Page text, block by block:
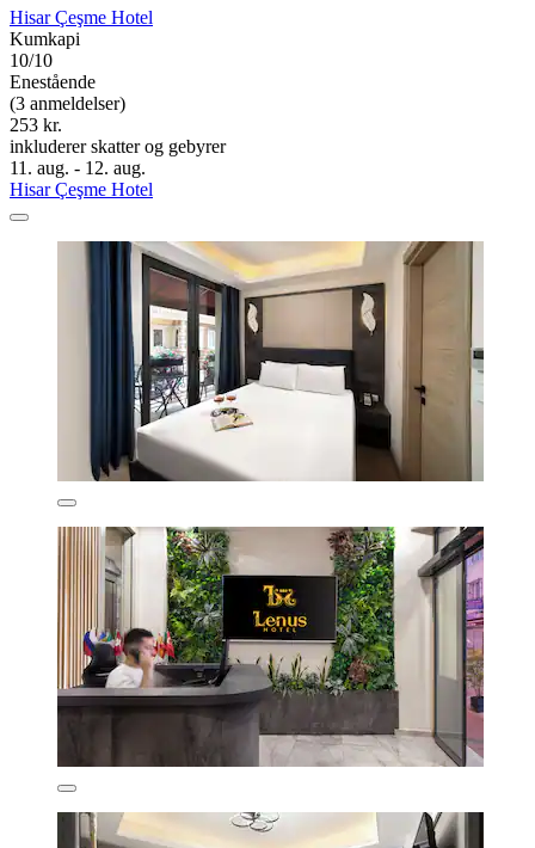
Hisar Çeşme Hotel
Kumkapi
10/10
Enestående
(3 anmeldelser)
253 kr.
inkluderer skatter og gebyrer
11. aug. - 12. aug.
Hisar Çeşme Hotel